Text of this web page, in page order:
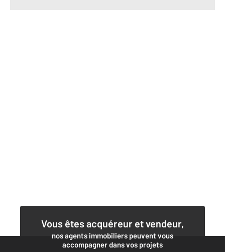
Vous êtes acquéreur et vendeur,
nos agents immobiliers peuvent vous
accompagner dans vos projets